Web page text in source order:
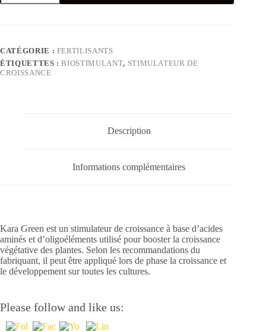
Kara
CATÉGORIE : FERTILISANTS
ÉTIQUETTES :BIOSTIMULANT, STIMULATEUR DE
CROISSANCE
Description
Informations complémentaires
Kara Green est un stimulateur de croissance à base d’acides
aminés et d’oligoéléments utilisé pour booster la croissance
végétative des plantes. Selon les recommandations du
fabriquant, il peut être appliqué lors de phase la croissance et
le développement sur toutes les cultures.
Please follow and like us: